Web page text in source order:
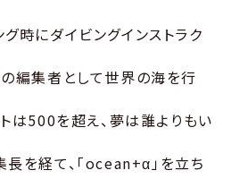
時にダイビングインストラク
編集者として世界の海を行
は500を超え、夢は誰よりもい
を経て、「ocean+α」を立ち